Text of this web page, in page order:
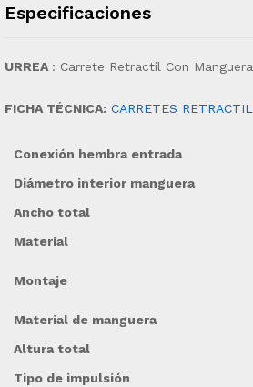
Especificaciones
URREA : Carrete Retractil Con
FICHA TÉCNICA: CARRETES
Conexión hembra entrada
Diámetro interior manguera
Ancho total
Material
Montaje
Material de manguera
Altura total
Tipo de impulsión